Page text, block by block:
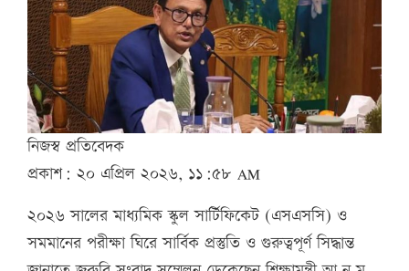
নিজস্ব প্রতিবেদক
প্রকাশ: ২০ এপ্রিল ২০২৬, ১১:৫৮ AM
২০২৬ সালের মাধ্যমিক স্কুল সার্টিফিকেট (এসএসসি) ও
সমমানের পরীক্ষা ঘিরে সার্বিক প্রস্তুতি ও গুরুত্বপূর্ণ সিদ্ধান্ত